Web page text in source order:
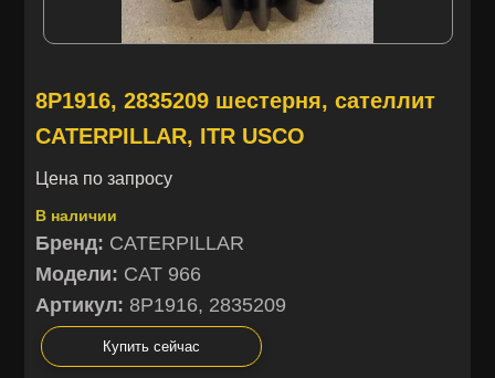
8P1916, 2835209 шестерня, сателлит
CATERPILLAR, ITR USCO
Цена по запросу
В наличии
Бренд: CATERPILLAR
Модели: CAT 966
Артикул: 8P1916, 2835209
Купить сейчас